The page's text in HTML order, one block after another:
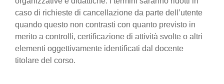
caso di richieste di cancellazione da parte dell’utente
quando questo non contrasti con quanto previsto in
merito a controlli, certificazione di attività svolte o altri
elementi oggettivamente identificati dal docente
titolare del corso.